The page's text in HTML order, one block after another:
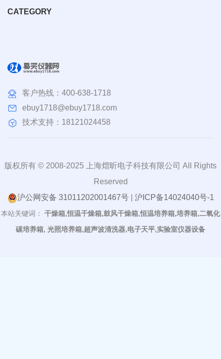
CATEGORY
客户热线： 400-638-1718
ebuy1718@ebuy1718.com
技术支持：18121024458
版权所有 © 2008-2025 上海熠昕电子科技有限公司 All Rights
Reserved
沪公网安备 31011202001467号| 沪ICP备14024040号-1
本站关键词：
干燥箱,恒温干燥箱,鼓风干燥箱,恒温培养箱,培养箱,二氧化
碳培养箱, 光照培养箱,超声波清洗器,电子天平,实验室仪器设备